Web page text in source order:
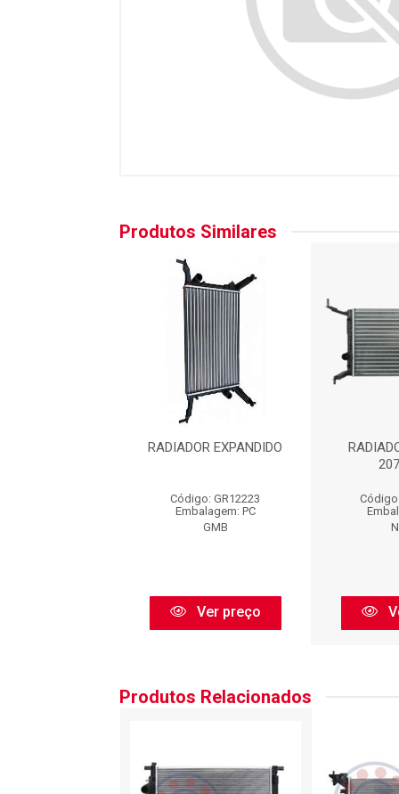
Produtos Similares
RADIADOR EXPANDIDO
Código: GR12223
Embalagem: PC
GMB
Ver preço
Produtos Relacionados